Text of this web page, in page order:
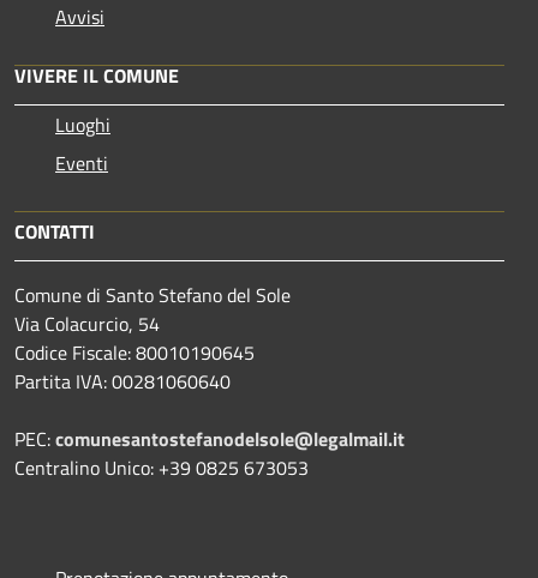
Avvisi
VIVERE IL COMUNE
Luoghi
Eventi
CONTATTI
Comune di Santo Stefano del Sole
Via Colacurcio, 54
Codice Fiscale: 80010190645
Partita IVA: 00281060640
PEC:comunesantostefanodelsole@legalmail.it
Centralino Unico: +39 0825 673053